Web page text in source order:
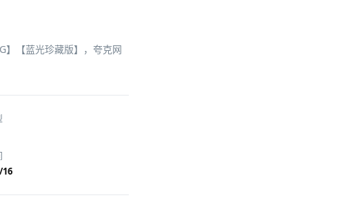
】【蓝光珍藏版】，夸克网
16